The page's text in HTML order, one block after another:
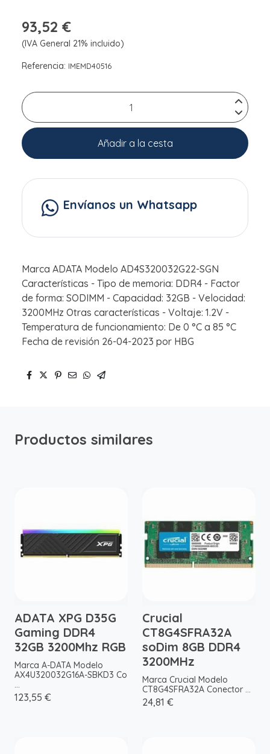
93,52 €
(IVA General 21% incluido)
Referencia: IMEMD40516
Añadir a la cesta
Envíanos un Whatsapp
Marca ADATA Modelo AD4S320032G22-SGN
Características - Tipo de memoria: DDR4 - Factor
de forma: SODIMM - Capacidad: 32GB - Velocidad:
3200MHz Otras características - Voltaje: 1.2V -
Temperatura de funcionamiento: De 0 °C a 85 °C
Fecha de revisión 26-04-2023 por HBG
Productos similares
ADATA XPG D35G
Gaming DDR4
32GB 3200Mhz RGB
Marca A-DATA Modelo
AX4U320032G16A-SBKD3 Co
...
123,55 €
Crucial
CT8G4SFRA32A
soDim 8GB DDR4
3200MHz
Marca Crucial Modelo
CT8G4SFRA32A Conector ...
24,81 €